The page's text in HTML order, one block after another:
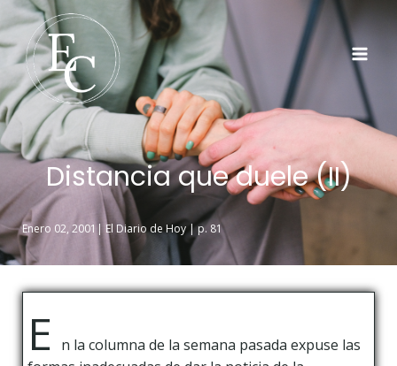
Distancia que duele (II)
Enero 02, 2001| El Diario de Hoy | p. 81
E
n la columna de la semana pasada expuse las